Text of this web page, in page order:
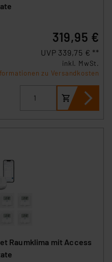
319,95 €
UVP 339,75 € **
inkl. MwSt.
zu Versandkosten
mit Access